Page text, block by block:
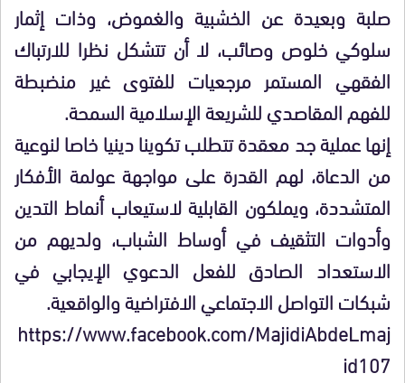
صلبة وبعيدة عن الخشبية والغموض، وذات إثمار
سلوكي خلوص وصائب، لا أن تتشكل نظرا للارتباك
الفقهي المستمر مرجعيات للفتوى غير منضبطة
للفهم المقاصدي للشريعة الإسلامية السمحة.
إنها عملية جد معقدة تتطلب تكوينا دينيا خاصا لنوعية
من الدعاة، لهم القدرة على مواجهة عولمة الأفكار
المتشددة، ويملكون القابلية لاستيعاب أنماط التدين
وأدوات التثقيف في أوساط الشباب، ولديهم من
الاستعداد الصادق للفعل الدعوي الإيجابي في
شبكات التواصل الاجتماعي الافتراضية والواقعية.
https://www.facebook.com/MajidiAbdeLmaj
id107